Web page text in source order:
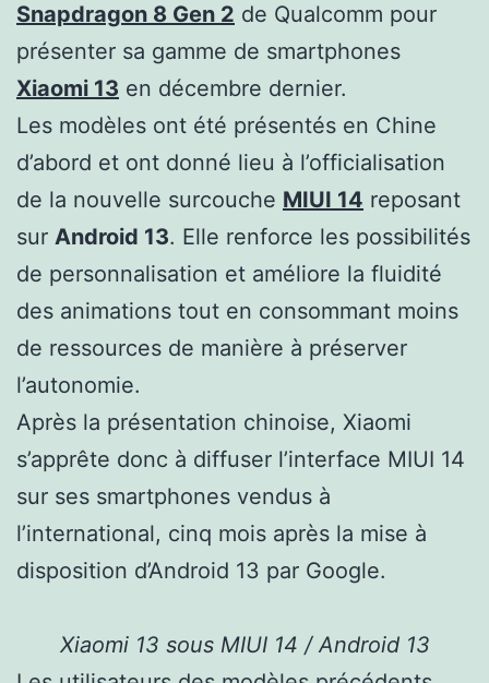
Snapdragon 8 Gen 2 de Qualcomm pour
présenter sa gamme de smartphones
Xiaomi 13 en décembre dernier.
Les modèles ont été présentés en Chine
d’abord et ont donné lieu à l’officialisation
de la nouvelle surcouche MIUI 14 reposant
sur Android 13. Elle renforce les possibilités
de personnalisation et améliore la fluidité
des animations tout en consommant moins
de ressources de manière à préserver
l’autonomie.
Après la présentation chinoise, Xiaomi
s’apprête donc à diffuser l’interface MIUI 14
sur ses smartphones vendus à
l’international, cinq mois après la mise à
disposition d’Android 13 par Google.
Xiaomi 13 sous MIUI 14 / Android 13